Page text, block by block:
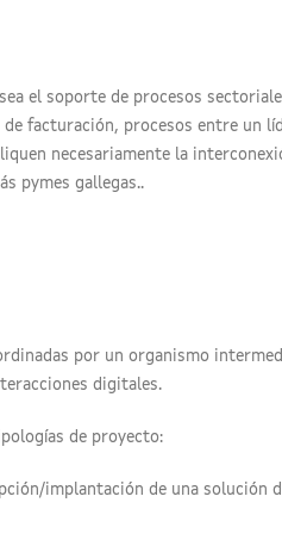
el soporte de procesos
facturación, procesos entre un
necesariamente la
pymes gallegas..
por un organismo
digitales.
de proyecto:
implantación de una solución